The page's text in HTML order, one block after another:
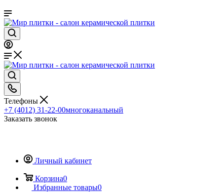
Телефоны
+7 (4012) 31-22-00многоканальный
Заказать звонок
Личный кабинет
Корзина0
Избранные товары0